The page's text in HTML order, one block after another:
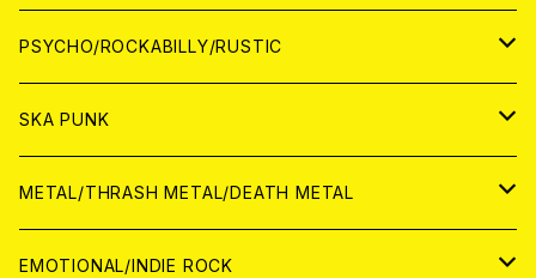
CD
アナログ
CD
JAPAN
CD
ANALOG
WORLD
CD
ANALOG
PSYCHO/ROCKABILLY/RUSTIC
JAPAN
CD
ANALOG
WORLD
CD
SKA PUNK
JAPAN
CD
WORLD
METAL/THRASH METAL/DEATH METAL
JAPAN
EMOTIONAL/INDIE ROCK